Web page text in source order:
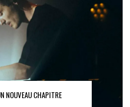
NOUVEAU CHAPITRE